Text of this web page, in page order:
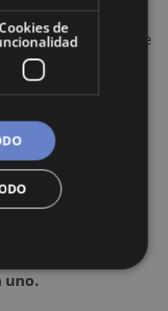
que eran
es asesinado y se
para los
unanueva
creó un nuevo
pasaba a llamarse
de los
además se
por tener
meses se dividieron
uno.
Cookies de